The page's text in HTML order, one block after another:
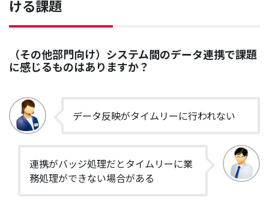
ける課題
（その他部門向け）システム間のデータ連携で課題
に感じるものはありますか？
データ反映がタイムリーに行われない
連携がバッジ処理だとタイムリーに業
務処理ができない場合がある